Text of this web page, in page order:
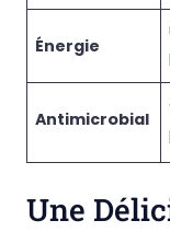
Énergie
Antimicrobial
Une